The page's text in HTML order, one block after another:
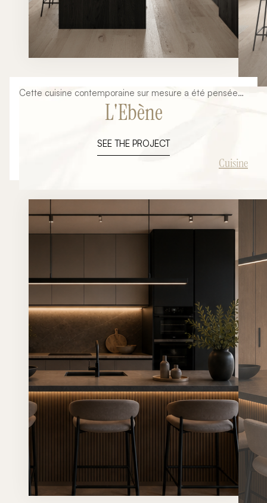
Cette cuisine contemporaine sur mesure a été pensée
dans une approche minimaliste et architecturale mêlant
lignes épurées, matériaux nobles et ambiance
élégant et fonctionnel parfaitement intégré à
l’architecture intérieure du lieu tout en mettant en valeur
d’un îlot central, cette cuisine devient un véritable
L'Ebène
SEE THE PROJECT
Cuisine